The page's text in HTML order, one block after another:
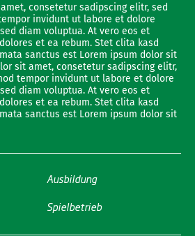
consetetur sadipscing elitr, sed
invidunt ut labore et dolore
diam voluptua. At vero eos et
et ea rebum. Stet clita kasd
sanctus est Lorem ipsum dolor sit
sit amet, consetetur sadipscing elitr,
tempor invidunt ut labore et dolore
diam voluptua. At vero eos et
et ea rebum. Stet clita kasd
sanctus est Lorem ipsum dolor sit
Ausbildung
Spielbetrieb